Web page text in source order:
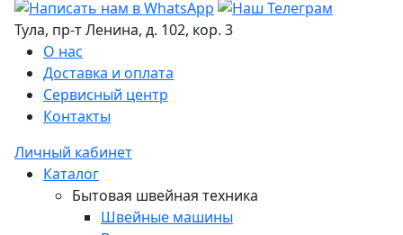
Тула, пр-т Ленина, д. 102, кор. 3
О нас
Доставка и оплата
Сервисный центр
Контакты
Личный кабинет
Каталог
Бытовая швейная техника
Швейные машины